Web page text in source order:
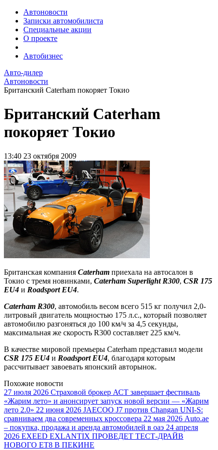
Автоновости
Записки автомобилиста
Специальные акции
О проекте
Автобизнес
Авто-дилер
Автоновости
Британский Caterham покоряет Токио
Британский Caterham
покоряет Токио
13:40 23 октября 2009
Британская компания Caterham приехала на автосалон в
Токио с тремя новинками, Caterham Superlight R300, CSR 175
EU4 и Roadsport EU4.
Caterham R300, автомобиль весом всего 515 кг получил 2,0-
литровый двигатель мощностью 175 л.с., который позволяет
автомобилю разгоняться до 100 км/ч за 4,5 секунды,
максимальная же скорость R300 составляет 225 км/ч.
В качестве мировой премьеры Caterham представил модели
CSR 175 EU4 и Roadsport EU4, благодаря которым
рассчитывает завоевать японский авторынок.
Похожие новости
27 июля 2026 Страховой брокер АСТ завершает фестиваль
«Жарим лето» и анонсирует запуск новой версии — «Жарим
лето 2.0» 22 июня 2026 JAECOO J7 против Changan UNI-S:
сравниваем два современных кроссовера 22 мая 2026 Auto.ae
– покупка, продажа и аренда автомобилей в оаэ 24 апреля
2026 EXEED EXLANTIX ПРОВЕДЕТ ТЕСТ-ДРАЙВ
НОВОГО ET8 В ПЕКИНЕ